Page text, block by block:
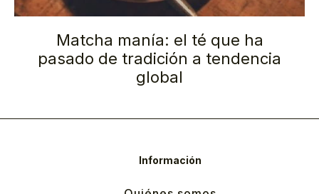
Matcha manía: el té que ha
pasado de tradición a tendencia
global
Información